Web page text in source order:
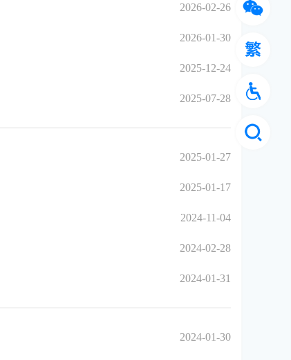
2026-02-26
2026-01-30
2025-12-24
2025-07-28
2025-01-27
2025-01-17
2024-11-04
2024-02-28
2024-01-31
2024-01-30